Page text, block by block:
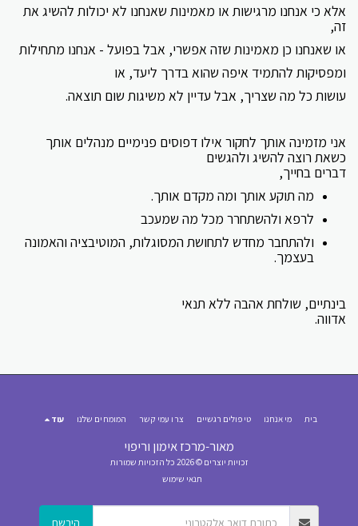
אלא כי אנחנו מרגישות או מאמינות שאנחנו לא יכולות להשיג את
זה,
או שאנחנו כן מאמינות שזה אפשרי, אבל בפועל - אנחנו מתחילות
ומפסיקות להתמיד איפה שהוא בדרך ליעד, או
עושות כל מה שצריך, אבל עדיין לא משיגות שום תוצאה.
אני מזמינה אותך לחקור אילו דפוסים פנימיים מנהלים אותך
כשאת רוצה להשיג ולהגשים
דברים בחייך,
מה תוקע אותך ומה מקדם אותך.
לרפא ולהשתחרר מכל מה שמעכב
ולהתחבר מחדש לתחושת המסוגלות, המוטיבציה והאמונה
בעצמך.
בינתיים, שולחת אהבה ללא תנאי
אדווה.
מאור-מרכז אימון וריפוי
זכויות יוצרים © 2026 כל הזכויות שמורות
תנאי שימוש
בית מי אנחנו טיפולים רגשיים צרו עמי קשר המומחים שלנו עוד
הירשם